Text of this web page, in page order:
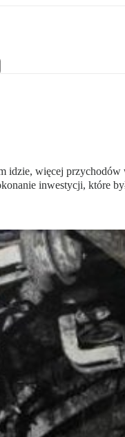
idzie, więcej
inwestycji, które